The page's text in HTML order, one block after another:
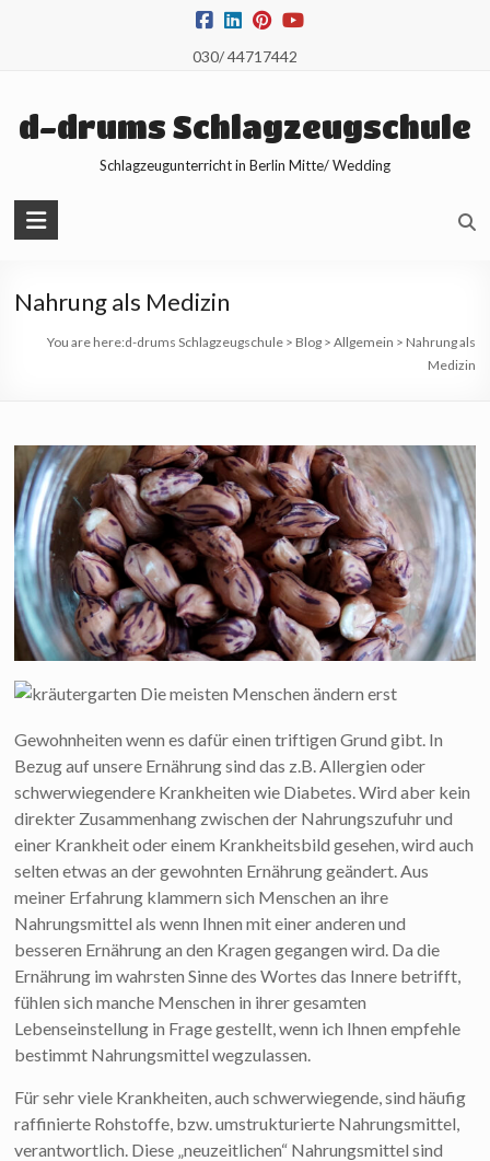
030/ 44717442
d-drums Schlagzeugschule
Schlagzeugunterricht in Berlin Mitte/ Wedding
Nahrung als Medizin
You are here:d-drums Schlagzeugschule> Blog> Allgemein > Nahrung als
Medizin
Die meisten Menschen ändern erst
Gewohnheiten wenn es dafür einen triftigen Grund gibt. In
Bezug auf unsere Ernährung sind das z.B. Allergien oder
schwerwiegendere Krankheiten wie Diabetes. Wird aber kein
direkter Zusammenhang zwischen der Nahrungszufuhr und
einer Krankheit oder einem Krankheitsbild gesehen, wird auch
selten etwas an der gewohnten Ernährung geändert. Aus
meiner Erfahrung klammern sich Menschen an ihre
Nahrungsmittel als wenn Ihnen mit einer anderen und
besseren Ernährung an den Kragen gegangen wird. Da die
Ernährung im wahrsten Sinne des Wortes das Innere betrifft,
fühlen sich manche Menschen in ihrer gesamten
Lebenseinstellung in Frage gestellt, wenn ich Ihnen empfehle
bestimmt Nahrungsmittel wegzulassen.
Für sehr viele Krankheiten, auch schwerwiegende, sind häufig
raffinierte Rohstoffe, bzw. umstrukturierte Nahrungsmittel,
verantwortlich. Diese „neuzeitlichen“ Nahrungsmittel sind